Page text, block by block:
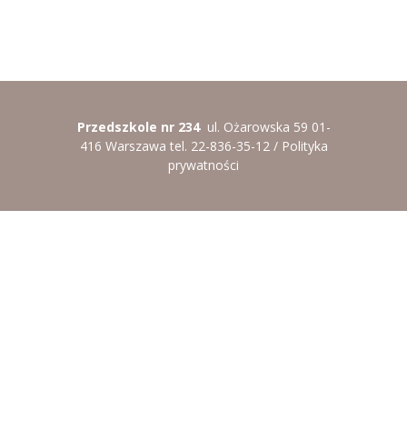
Przedszkole nr 234 ul. Ożarowska 59 01-
416 Warszawa tel. 22-836-35-12 / Polityka
prywatności